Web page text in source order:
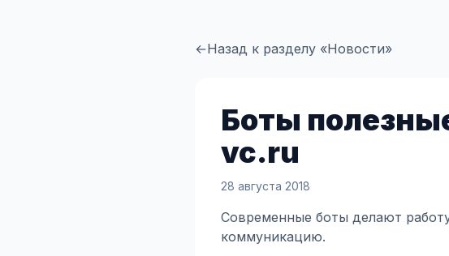
←Назад к разделу «Новости»
Боты
vc.ru
28 августа 2018
Современные боты делают
коммуникацию.